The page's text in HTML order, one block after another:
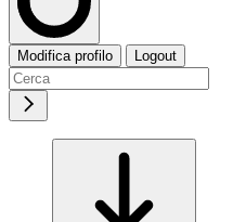
Modifica profilo Logout